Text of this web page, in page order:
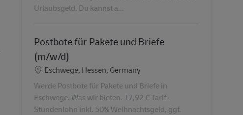
Urlaubsgeld. Du kannst a...
Postbote für Pakete und Briefe
(m/w/d)
Konum
Eschwege, Hessen, Germany
Werde Postbote für Pakete und Briefe in
Eschwege. Was wir bieten. 17,92 € Tarif-
Stundenlohn inkl. 50% Weihnachtsgeld, ggf.